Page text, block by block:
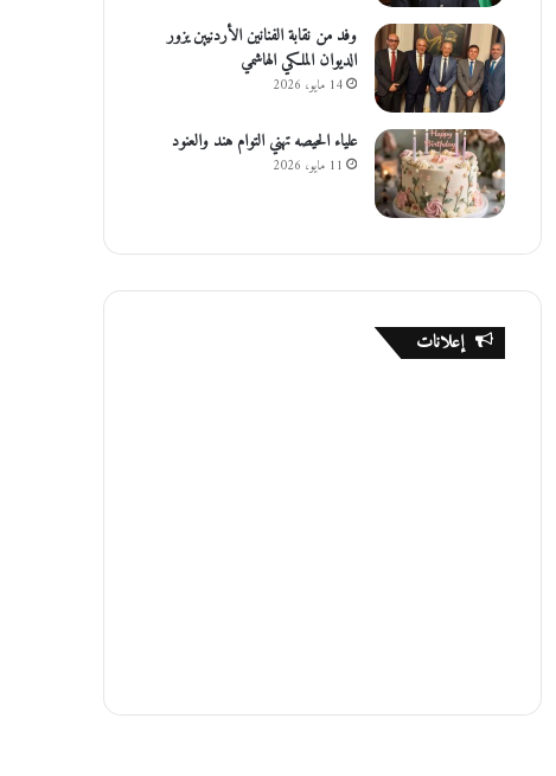
وفد من نقابة الفنانين الأردنيين يزور
الديوان الملكي الهاشمي
14 مايو، 2026
علياء الحيصه تهني التوام هند والعنود
11 مايو، 2026
إعلانات